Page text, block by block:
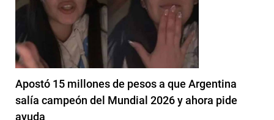
Apostó 15 millones de pesos a que Argentina
salía campeón del Mundial 2026 y ahora pide
ayuda